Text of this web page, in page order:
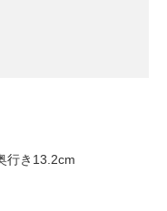
行き13.2cm